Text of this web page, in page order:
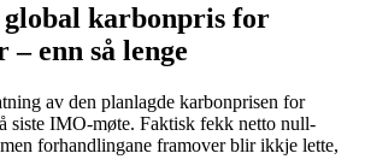
karbonpris for
enn så lenge
av den planlagde karbonprisen for
siste IMO-møte. Faktisk fekk netto null-
forhandlingane framover blir ikkje lette,